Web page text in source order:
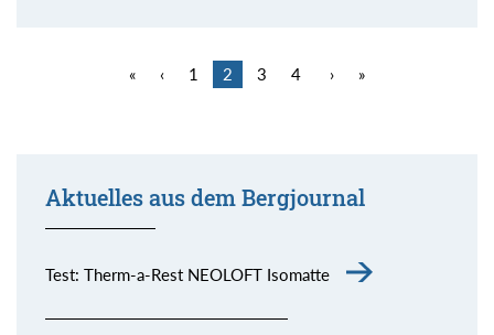
« ‹ 1 2 3 4 › »
Aktuelles aus dem Bergjournal
Test: Therm-a-Rest NEOLOFT Isomatte